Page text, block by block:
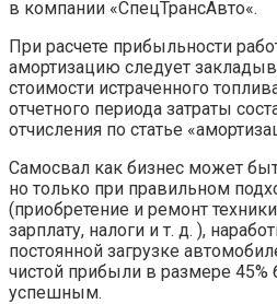
в компании «СпецТрансАвто«.
При расчете прибыльности
амортизацию следует
стоимости истраченного
отчетного периода затраты
отчисления по статье
Самосвал как бизнес может
но только при правильном
(приобретение и ремонт
зарплату, налоги и т. д. ),
постоянной загрузке
чистой прибыли в размере 45%
успешным.